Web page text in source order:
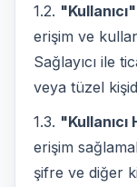
1.2.
erişim ve
Sağlayıcı ile
veya tüzel
1.3. "Kullanıcı
erişim
şifre ve diğer